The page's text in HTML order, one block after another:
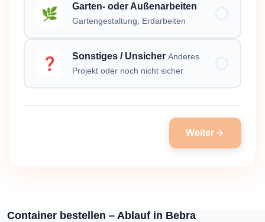
🌿 Garten- oder Außenarbeiten
Gartengestaltung, Erdarbeiten
❓ Sonstiges / Unsicher Anderes
Projekt oder noch nicht sicher
Weiter
Container bestellen – Ablauf in Bebra